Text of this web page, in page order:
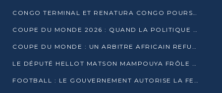
CONGO TERMINAL ET RENATURA CONGO POURSUIVENT LEUR COMBAT POUR LA BIODIVERSITÉ
COUPE DU MONDE 2026 : QUAND LA POLITIQUE MENACE L’UNIVERSALITÉ DU FOOTBALL
COUPE DU MONDE : UN ARBITRE AFRICAIN REFUSÉ À L’ENTRÉE DES ÉTATS-UNIS
LE DÉPUTÉ HELLOT MATSON MAMPOUYA FRÔLE LA MORT LORS D’UNE EMBUSCADE DZNS LE POOL
FOOTBALL : LE GOUVERNEMENT AUTORISE LA FECOFOOT À OCCUPER LES COMPLEXES SPORTIFS